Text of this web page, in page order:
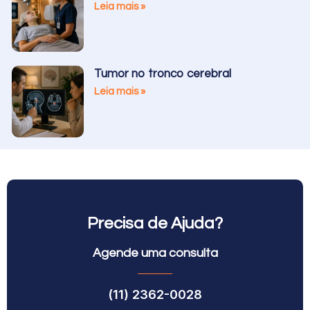
Leia mais »
Tumor no tronco cerebral
Leia mais »
Precisa de Ajuda?
Agende uma consulta
(11) 2362-0028